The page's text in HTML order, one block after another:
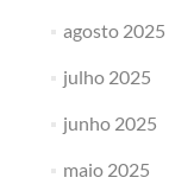
agosto 2025
julho 2025
junho 2025
maio 2025